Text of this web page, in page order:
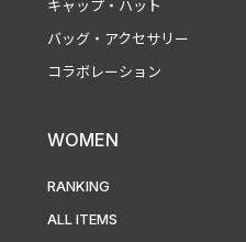
キャップ・ハット
バッグ・アクセサリー
コラボレーション
WOMEN
RANKING
ALL ITEMS